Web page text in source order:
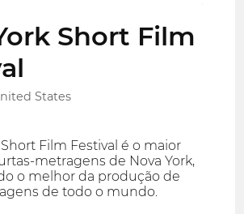
Short Film
States
Film Festival é o maior
metragens de Nova York,
o melhor da produção de
de todo o mundo.